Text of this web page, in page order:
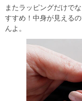
またラッピングだけで
すすめ！中身が見える
んよ。